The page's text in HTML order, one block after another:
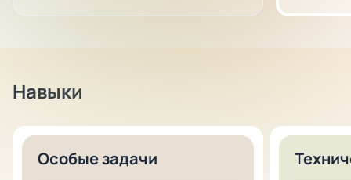
Навыки
Особые задачи